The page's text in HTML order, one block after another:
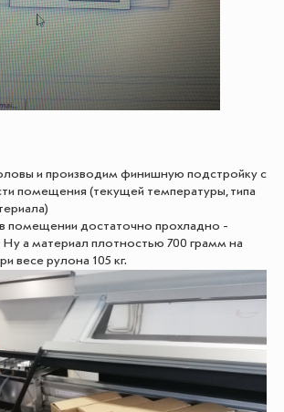
и производим финишную подстройку с
помещения (текущей температуры, типа
помещении достаточно прохладно -
Ну а материал плотностью 700 грамм на
весе рулона 105 кг.